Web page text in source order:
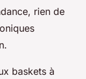
rien de
baskets à